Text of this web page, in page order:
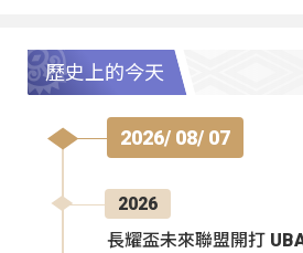
歷史上的今天
2026/ 08/ 07
2026
長耀盃未來聯盟開打